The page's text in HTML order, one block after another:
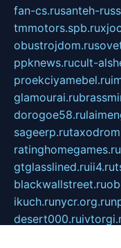
fan-cs.rusanteh-
tmmotors.spb.ru
obustrojdom.ru
ppknews.rucult-
proekciyamebel.ru
glamourai.ru
dorogoe58.ru
sageerp.ru
ratinghomegames.ru
gtglasslined.ruii4.ru
blackwallstreet.ru
ikuch.runycr.org.ru
desert000.ru